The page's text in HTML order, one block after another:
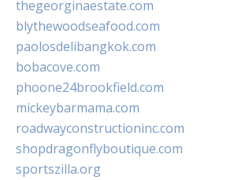
thegeorginaestate.com
blythewoodseafood.com
paolosdelibangkok.com
bobacove.com
phoone24brookfield.com
mickeybarmama.com
roadwayconstructioninc.com
shopdragonflyboutique.com
sportszilla.org